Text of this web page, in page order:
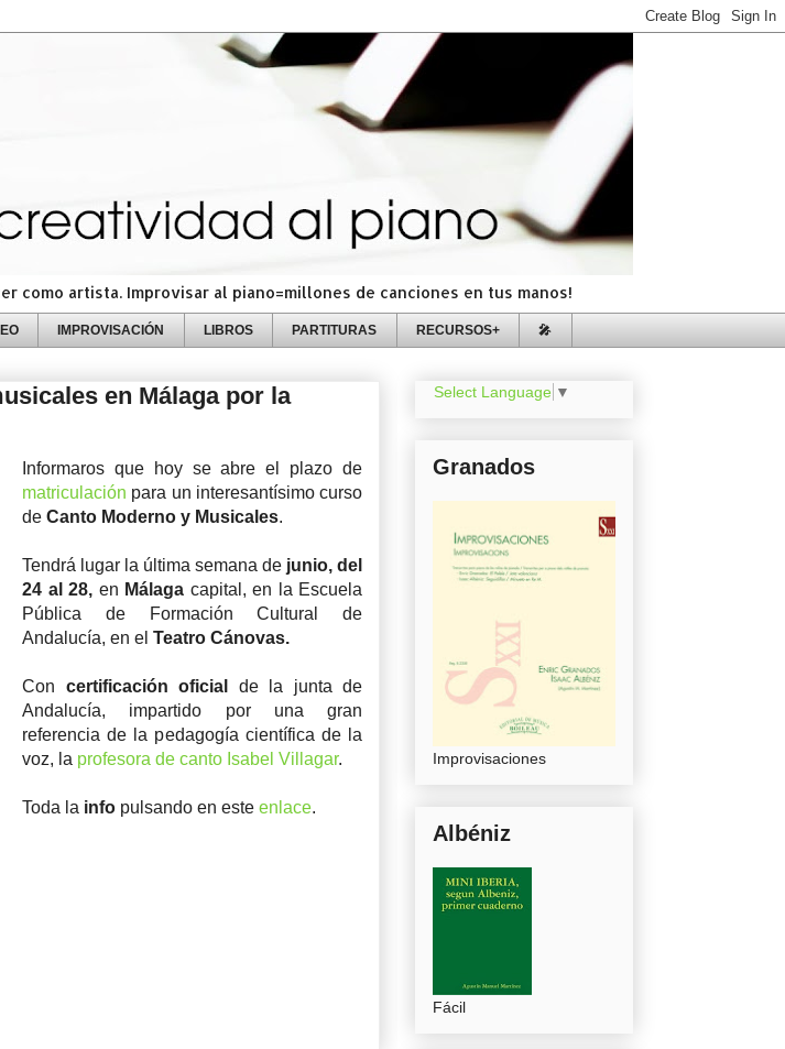
como artista. Improvisar al piano=millones de canciones en tus manos!
IMPROVISACIÓN LIBROS PARTITURAS RECURSOS+ 🎤
en Málaga por la
Informaros que hoy se abre el plazo de
matriculación para un interesantísimo curso
de Canto Moderno y Musicales.
Tendrá lugar la última semana de junio, del
24 al 28, en Málaga capital, en la Escuela
Pública de Formación Cultural de
Andalucía, en el Teatro Cánovas.
Con certificación oficial
de la junta de
Andalucía, impartido por una gran
referencia de la pedagogía científica de la
voz, la profesora de canto Isabel Villagar.
Toda la info pulsando en este enlace.
Select Language ▼
Granados
Improvisaciones
Albéniz
Fácil